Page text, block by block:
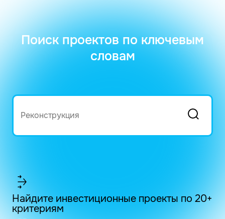
Поиск проектов по ключевым
словам
Найдите инвестиционные проекты по 20+
критериям